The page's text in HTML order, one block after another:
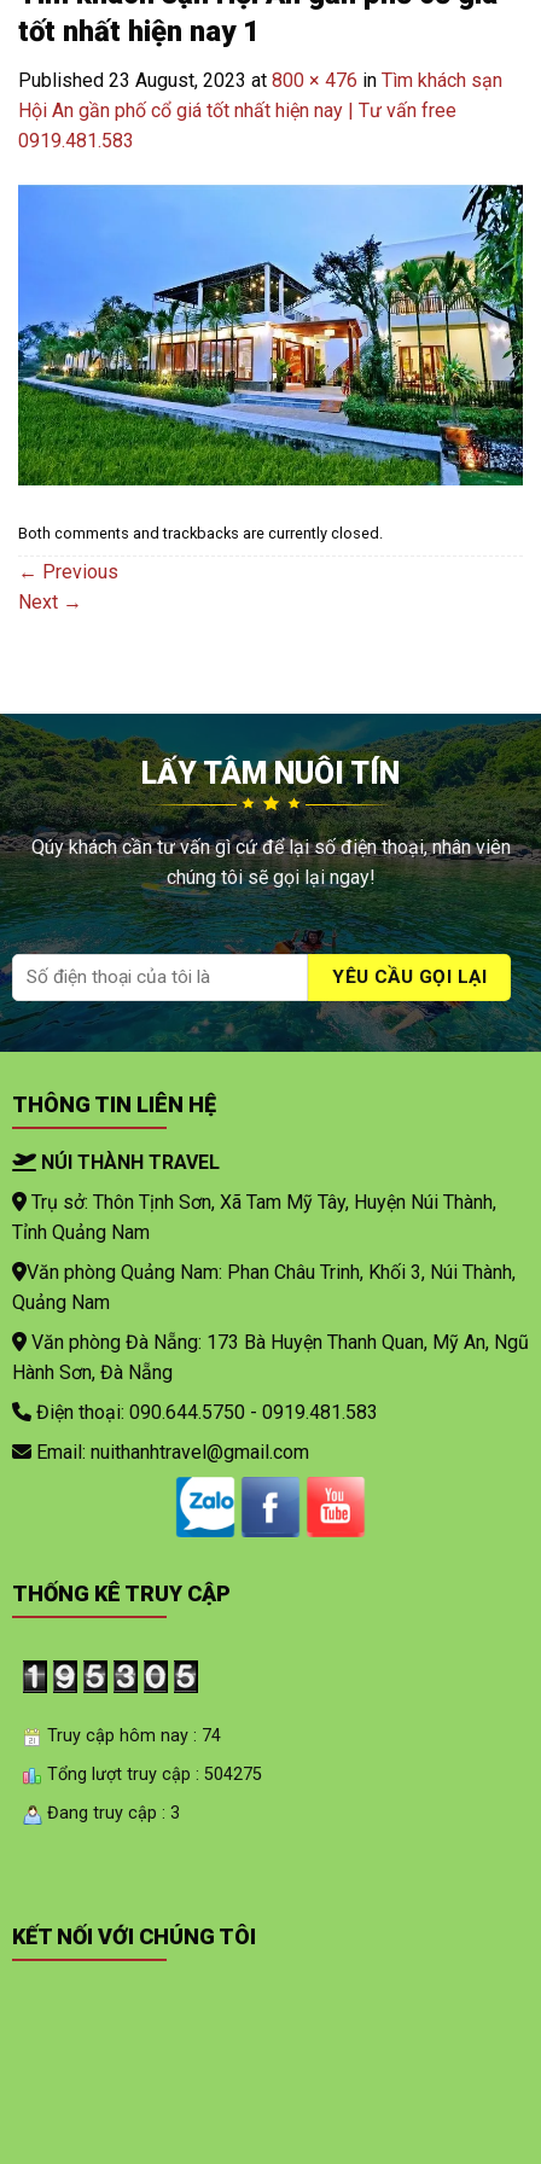
tốt nhất hiện nay 1
Published 23 August, 2023 at 800 × 476 in Tìm khách sạn
Hội An gần phố cổ giá tốt nhất hiện nay | Tư vấn free
0919.481.583
Both comments and trackbacks are currently closed.
← Previous
Next →
LẤY TÂM NUÔI TÍN
Qúy khách cần tư vấn gì cứ để lại số điện thoại, nhân viên
chúng tôi sẽ gọi lại ngay!
THÔNG TIN LIÊN HỆ
NÚI THÀNH TRAVEL
Trụ sở: Thôn Tịnh Sơn, Xã Tam Mỹ Tây, Huyện Núi Thành,
Tỉnh Quảng Nam
Văn phòng Quảng Nam: Phan Châu Trinh, Khối 3, Núi Thành,
Quảng Nam
Văn phòng Đà Nẵng: 173 Bà Huyện Thanh Quan, Mỹ An, Ngũ
Hành Sơn, Đà Nẵng
Điện thoại: 090.644.5750 - 0919.481.583
Email: nuithanhtravel@gmail.com
THỐNG KÊ TRUY CẬP
Truy cập hôm nay : 74
Tổng lượt truy cập : 504275
Đang truy cập : 3
KẾT NỐI VỚI CHÚNG TÔI